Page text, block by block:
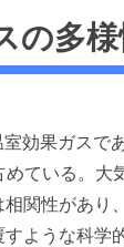
の多
効果ガスで
ている。大
関性があり
ような科学